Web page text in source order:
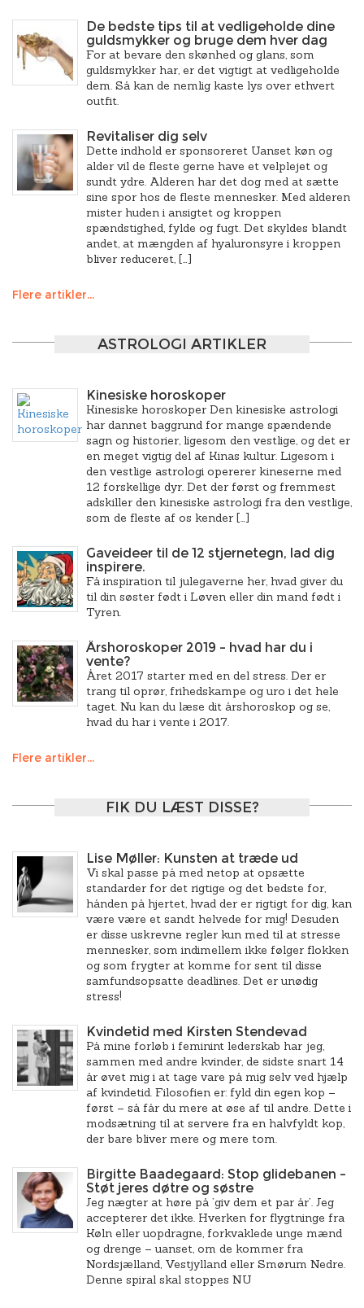
De bedste tips til at vedligeholde dine
guldsmykker og bruge dem hver dag
For at bevare den skønhed og glans, som
guldsmykker har, er det vigtigt at vedligeholde
dem. Så kan de nemlig kaste lys over ethvert
outfit.
Revitaliser dig selv
Dette indhold er sponsoreret Uanset køn og
alder vil de fleste gerne have et velplejet og
sundt ydre. Alderen har det dog med at sætte
sine spor hos de fleste mennesker. Med alderen
mister huden i ansigtet og kroppen
spændstighed, fylde og fugt. Det skyldes blandt
andet, at mængden af hyaluronsyre i kroppen
bliver reduceret, […]
Flere artikler...
ASTROLOGI ARTIKLER
Kinesiske horoskoper
Kinesiske horoskoper Den kinesiske astrologi
har dannet baggrund for mange spændende
sagn og historier, ligesom den vestlige, og det er
en meget vigtig del af Kinas kultur. Ligesom i
den vestlige astrologi opererer kineserne med
12 forskellige dyr. Det der først og fremmest
adskiller den kinesiske astrologi fra den vestlige,
som de fleste af os kender […]
Gaveideer til de 12 stjernetegn, lad dig
inspirere.
Få inspiration til julegaverne her, hvad giver du
til din søster født i Løven eller din mand født i
Tyren.
Årshoroskoper 2019 – hvad har du i
vente?
Året 2017 starter med en del stress. Der er
trang til oprør, frihedskampe og uro i det hele
taget. Nu kan du læse dit årshoroskop og se,
hvad du har i vente i 2017.
Flere artikler...
FIK DU LÆST DISSE?
Lise Møller: Kunsten at træde ud
Vi skal passe på med netop at opsætte
standarder for det rigtige og det bedste for,
hånden på hjertet, hvad der er rigtigt for dig, kan
være være et sandt helvede for mig! Desuden
er disse uskrevne regler kun med til at stresse
mennesker, som indimellem ikke følger flokken
og som frygter at komme for sent til disse
samfundsopsatte deadlines. Det er unødig
stress!
Kvindetid med Kirsten Stendevad
På mine forløb i feminint lederskab har jeg,
sammen med andre kvinder, de sidste snart 14
år øvet mig i at tage vare på mig selv ved hjælp
af kvindetid. Filosofien er: fyld din egen kop –
først – så får du mere at øse af til andre. Dette i
modsætning til at servere fra en halvfyldt kop,
der bare bliver mere og mere tom.
Birgitte Baadegaard: Stop glidebanen –
Støt jeres døtre og søstre
Jeg nægter at høre på ’giv dem et par år’. Jeg
accepterer det ikke. Hverken for flygtninge fra
Køln eller uopdragne, forkvaklede unge mænd
og drenge – uanset, om de kommer fra
Nordsjælland, Vestjylland eller Smørum Nedre.
Denne spiral skal stoppes NU